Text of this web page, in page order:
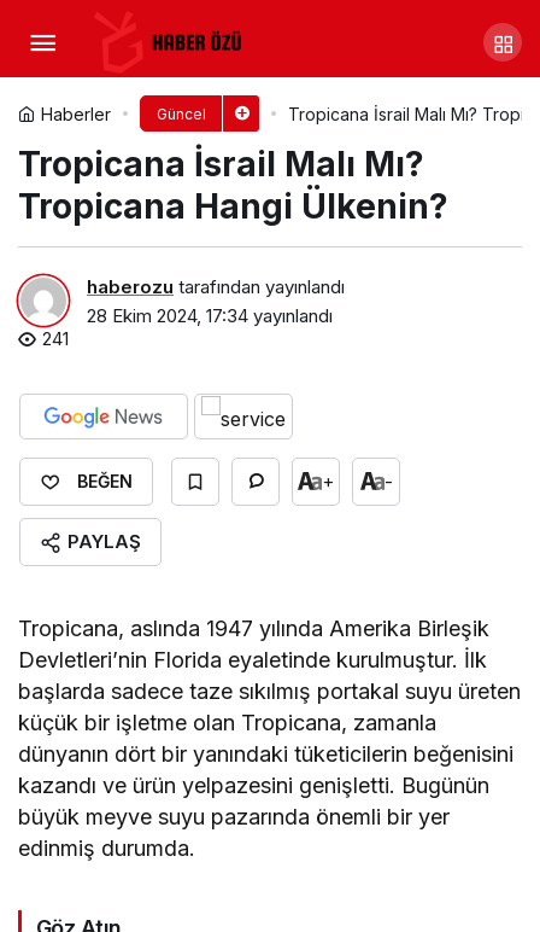
Haberler Güncel Tropicana İsrail Malı Mı?
Tropicana İsrail Malı Mı?
Tropicana Hangi Ülkenin?
haberozu tarafından yayınlandı
28 Ekim 2024, 17:34 yayınlandı
241
BEĞEN + -
PAYLAŞ
Tropicana, aslında 1947 yılında Amerika Birleşik
Devletleri’nin Florida eyaletinde kurulmuştur. İlk
başlarda sadece taze sıkılmış portakal suyu üreten
küçük bir işletme olan Tropicana, zamanla
dünyanın dört bir yanındaki tüketicilerin beğenisini
kazandı ve ürün yelpazesini genişletti. Bugünün
büyük meyve suyu pazarında önemli bir yer
edinmiş durumda.
Chanel İsrail Malı Mı? Chanel
Hangi Ülkenin?
Yorum Yap